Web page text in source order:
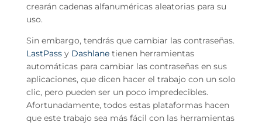
crearán cadenas alfanuméricas aleatorias para su
uso.
Sin embargo, tendrás que cambiar las contraseñas.
LastPassy Dashlanetienen herramientas
automáticas para cambiar las contraseñas en sus
aplicaciones, que dicen hacer el trabajo con un solo
clic, pero pueden ser un poco impredecibles.
Afortunadamente, todos estas plataformas hacen
que este trabajo sea más fácil con las herramientas